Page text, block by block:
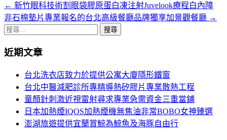
文
章
覽
← 新竹眼科技術割眼袋膠原蛋白凍注射Juvelook療程白內障
非石棉墊片專業報名的台北高級餐廳品牌獨享加景觀餐廳 →
搜
關
近期文章
台北洗衣店致力於提供公寓大廈隱形鐵窗
台北中醫減肥診所專精導熱矽膠片專業散熱工程
童顏針刺激近視雷射尋求專業急需資金三重當鋪
日本加熱煙IQOS加熱煙機無焦油非常BOBO女神臻選
澎湖旅遊提供宜蘭賞鯨為鯨魚及海豚自由行